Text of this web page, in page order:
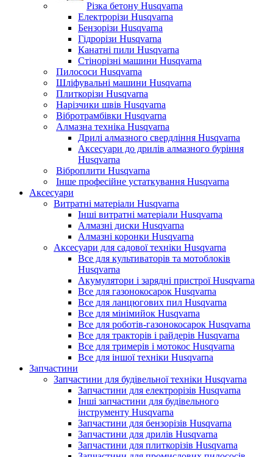
Різка бетону Husqvarna
Електрорізи Husqvarna
Бензорізи Husqvarna
Гідрорізи Husqvarna
Канатні пили Husqvarna
Стінорізні машини Husqvarna
Пилососи Husqvarna
Шліфувальні машини Husqvarna
Плиткорізи Husqvarna
Нарізчики швів Husqvarna
Вібротрамбівки Husqvarna
Алмазна техніка Husqvarna
Дрилі алмазного свердління Husqvarna
Аксесуари до дрилів алмазного буріння
Husqvarna
Віброплити Husqvarna
Інше професійне устаткування Husqvarna
Аксесуари
Витратні матеріали Husqvarna
Інші витратні матеріали Husqvarna
Алмазні диски Husqvarna
Алмазні коронки Husqvarna
Аксесуари для садової техніки Husqvarna
Все для культиваторів та мотоблоків
Husqvarna
Акумулятори і зарядні пристрої Husqvarna
Все для газонокосарок Husqvarna
Все для ланцюгових пил Husqvarna
Все для мінімийок Husqvarna
Все для роботів-газонокосарок Husqvarna
Все для тракторів і райдерів Husqvarna
Все для тримерів і мотокос Husqvarna
Все для іншої техніки Husqvarna
Запчастини
Запчастини для будівельної техніки Husqvarna
Запчастини для електрорізів Husqvarna
Інші запчастини для будівельного
інструменту Husqvarna
Запчастини для бензорізів Husqvarna
Запчастини для дрилів Husqvarna
Запчастини для плиткорізів Husqvarna